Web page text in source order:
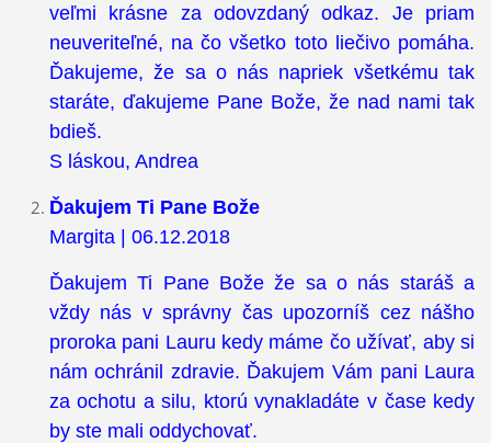
veľmi krásne za odovzdaný odkaz. Je priam
neuveriteľné, na čo všetko toto liečivo pomáha.
Ďakujeme, že sa o nás napriek všetkému tak
staráte, ďakujeme Pane Bože, že nad nami tak
bdieš.
S láskou, Andrea
Ďakujem Ti Pane Bože
Margita | 06.12.2018
Ďakujem Ti Pane Bože že sa o nás staráš a
vždy nás v správny čas upozorníš cez nášho
proroka pani Lauru kedy máme čo užívať, aby si
nám ochránil zdravie. Ďakujem Vám pani Laura
za ochotu a silu, ktorú vynakladáte v čase kedy
by ste mali oddychovať.